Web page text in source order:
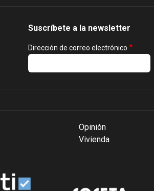
Suscríbete a la newsletter
Dirección de correo electrónico
Opinión
Vivienda